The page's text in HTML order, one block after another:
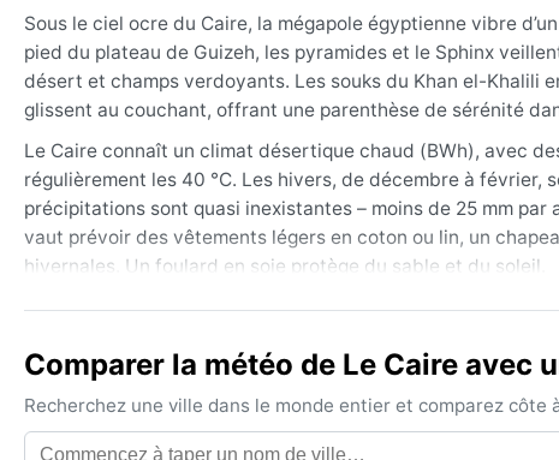
Sous le ciel ocre du Caire, la mégapole égyptienne vibre
pied du plateau de Guizeh, les pyramides et le Sphinx
désert et champs verdoyants. Les souks du Khan el-Khalili
glissent au couchant, offrant une parenthèse de sérénité
Le Caire connaît un climat désertique chaud (BWh), avec
régulièrement les 40 °C. Les hivers, de décembre à
précipitations sont quasi inexistantes – moins de 25 mm
vaut prévoir des vêtements légers en coton ou lin, un
hivernales. Un foulard en soie protège du sable et du soleil.
La meilleure période pour découvrir Le Caire s’étend
l’air irrespirable. Les nuits peuvent alors s’alourdir d’une
fraîche, la ville dévoile ses trésors sous une lumière dorée,
Comparer la météo de Le Caire avec
Recherchez une ville dans le monde entier et comparez